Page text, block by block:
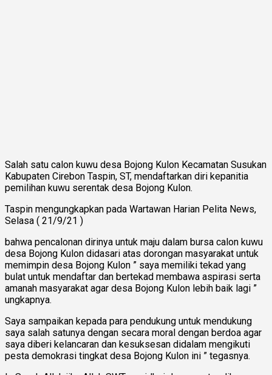
Salah satu calon kuwu desa Bojong Kulon Kecamatan Susukan
Kabupaten Cirebon Taspin, ST, mendaftarkan diri kepanitia
pemilihan kuwu serentak desa Bojong Kulon.
Taspin mengungkapkan pada Wartawan Harian Pelita News,
Selasa ( 21/9/21 )
bahwa pencalonan dirinya untuk maju dalam bursa calon kuwu
desa Bojong Kulon didasari atas dorongan masyarakat untuk
memimpin desa Bojong Kulon ” saya memiliki tekad yang
bulat untuk mendaftar dan bertekad membawa aspirasi serta
amanah masyarakat agar desa Bojong Kulon lebih baik lagi ”
ungkapnya.
Saya sampaikan kepada para pendukung untuk mendukung
saya salah satunya dengan secara moral dengan berdoa agar
saya diberi kelancaran dan kesuksesan didalam mengikuti
pesta demokrasi tingkat desa Bojong Kulon ini ” tegasnya.